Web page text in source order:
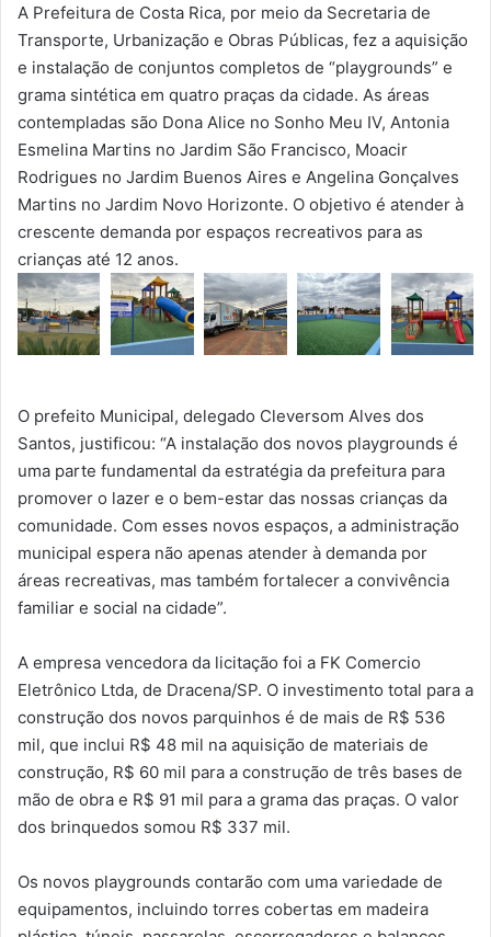
A Prefeitura de Costa Rica, por meio da Secretaria de
Transporte, Urbanização e Obras Públicas, fez a aquisição
e instalação de conjuntos completos de “playgrounds” e
grama sintética em quatro praças da cidade. As áreas
contempladas são Dona Alice no Sonho Meu IV, Antonia
Esmelina Martins no Jardim São Francisco, Moacir
Rodrigues no Jardim Buenos Aires e Angelina Gonçalves
Martins no Jardim Novo Horizonte. O objetivo é atender à
crescente demanda por espaços recreativos para as
crianças até 12 anos.
O prefeito Municipal, delegado Cleversom Alves dos
Santos, justificou: “A instalação dos novos playgrounds é
uma parte fundamental da estratégia da prefeitura para
promover o lazer e o bem-estar das nossas crianças da
comunidade. Com esses novos espaços, a administração
municipal espera não apenas atender à demanda por
áreas recreativas, mas também fortalecer a convivência
familiar e social na cidade”.
A empresa vencedora da licitação foi a FK Comercio
Eletrônico Ltda, de Dracena/SP. O investimento total para a
construção dos novos parquinhos é de mais de R$ 536
mil, que inclui R$ 48 mil na aquisição de materiais de
construção, R$ 60 mil para a construção de três bases de
mão de obra e R$ 91 mil para a grama das praças. O valor
dos brinquedos somou R$ 337 mil.
Os novos playgrounds contarão com uma variedade de
equipamentos, incluindo torres cobertas em madeira